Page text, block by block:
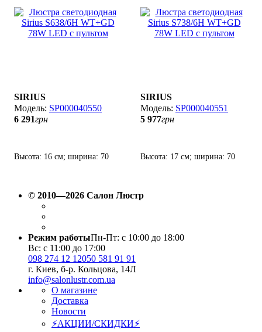
SIRIUS
SP000040550
6 291грн
Высота: 16 см; ширина: 70
SIRIUS
SP000040551
5 977грн
Высота: 17 см; ширина: 70
© 2010—2026 Салон Люстр
Режим работыПн-Пт: с 10:00 до 18:00
Вс: с 11:00 до 17:00
098 274 12 12050 581 91 91
г. Киев, б-р. Кольцова, 14Л
info@salonlustr.com.ua
О магазине
Доставка
Новости
⚡АКЦИИ/СКИДКИ⚡